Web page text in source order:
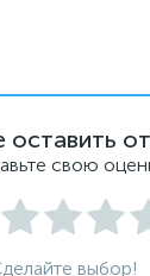
оставить
свою
выбор!